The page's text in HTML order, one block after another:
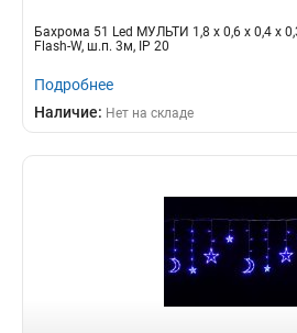
Бахрома 51 Led МУЛЬТИ 1,8 x 0,6 x 0,4 x
Flash-W, ш.п. 3м, IP 20
Подробнее
Наличие: Нет на складе